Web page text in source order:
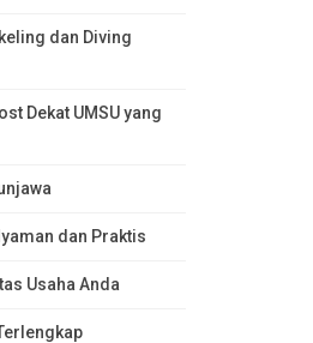
dan Diving
Dekat UMSU yang
dan Praktis
Usaha Anda